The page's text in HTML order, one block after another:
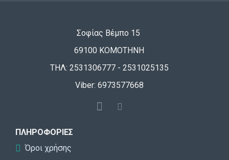
Σοφίας Βέμπο 15
69100 ΚΟΜΟΤΗΝΗ
ΤΗΛ: 2531306777 - 2531025135
Viber: 6973577668
ΠΛΗΡΟΦΟΡΊΕΣ
Όροι χρήσης